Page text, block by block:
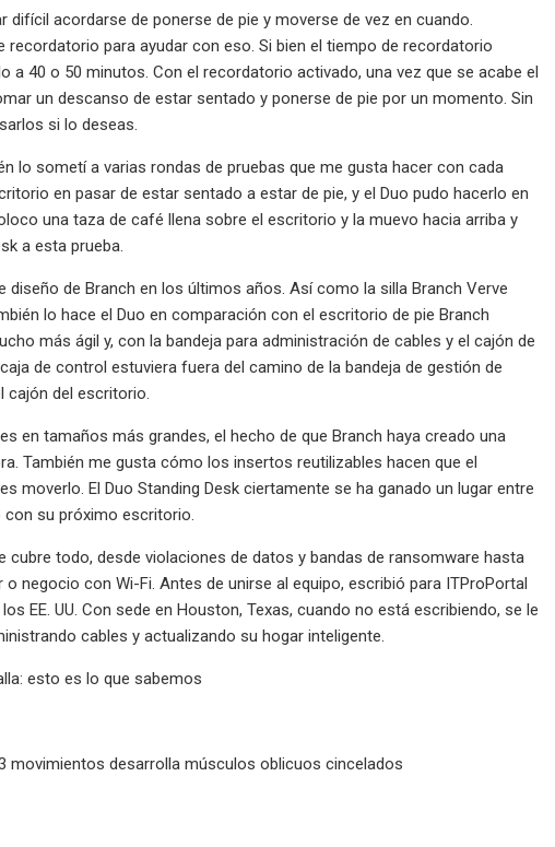
acordarse de ponerse de pie y moverse de vez en cuando.
para ayudar con eso. Si bien el tiempo de recordatorio
40 o 50 minutos. Con el recordatorio activado, una vez que se acabe el
un descanso de estar sentado y ponerse de pie por un momento. Sin
si lo deseas.
lo sometí a varias rondas de pruebas que me gusta hacer con cada
en pasar de estar sentado a estar de pie, y el Duo pudo hacerlo en
una taza de café llena sobre el escritorio y la muevo hacia arriba y
a esta prueba.
de Branch en los últimos años. Así como la silla Branch Verve
lo hace el Duo en comparación con el escritorio de pie Branch
más ágil y, con la bandeja para administración de cables y el cajón de
de control estuviera fuera del camino de la bandeja de gestión de
cajón del escritorio.
en tamaños más grandes, el hecho de que Branch haya creado una
También me gusta cómo los insertos reutilizables hacen que el
El Duo Standing Desk ciertamente se ha ganado un lugar entre
su próximo escritorio.
todo, desde violaciones de datos y bandas de ransomware hasta
negocio con Wi-Fi. Antes de unirse al equipo, escribió para ITProPortal
EE. UU. Con sede en Houston, Texas, cuando no está escribiendo, se le
cables y actualizando su hogar inteligente.
esto es lo que sabemos
movimientos desarrolla músculos oblicuos cincelados